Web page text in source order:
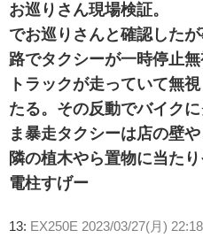
お巡りさん現場検証。
でお巡りさんと確認した
路でタクシーが一時停止
トラックが走っていて無
たる。その反動でバイク
ま暴走タクシーは店の壁
隣の植木やら置物に当た
電柱すげー
13: EX250E 2023/03/27(月)